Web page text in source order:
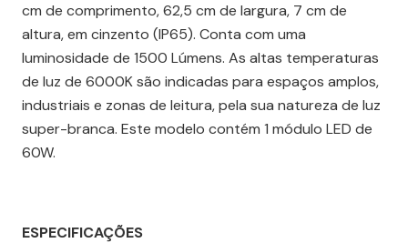
cm de comprimento, 62,5 cm de largura, 7 cm de
altura, em cinzento (IP65). Conta com uma
luminosidade de 1500 Lúmens. As altas temperaturas
de luz de 6000K são indicadas para espaços amplos,
industriais e zonas de leitura, pela sua natureza de luz
super-branca. Este modelo contém 1 módulo LED de
60W.
ESPECIFICAÇÕES